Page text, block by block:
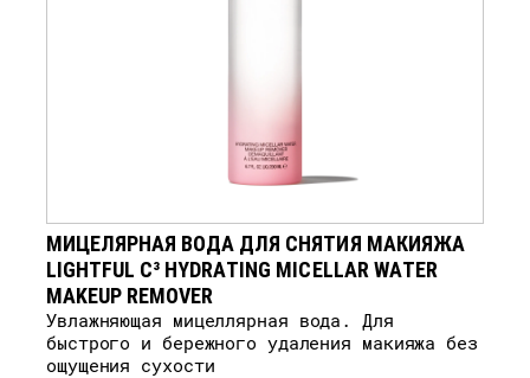
МИЦЕЛЯРНАЯ ВОДА ДЛЯ СНЯТИЯ МАКИЯЖА
LIGHTFUL C³ HYDRATING MICELLAR WATER
MAKEUP REMOVER
Увлажняющая мицеллярная вода. Для
быстрого и бережного удаления макияжа без
ощущения сухости